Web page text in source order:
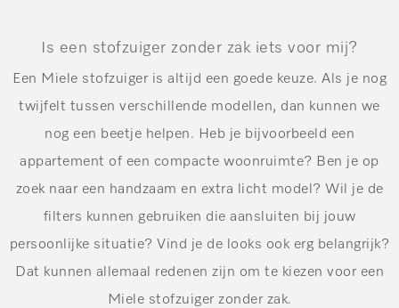
Is een stofzuiger zonder zak iets voor mij?
Een Miele stofzuiger is altijd een goede keuze. A ls je nog
twijfelt tussen verschillende modellen, dan kunnen we
nog een beetje helpen. Heb je bijvoorbeeld een
appartement of een compacte woonruimte? Ben je op
zoek naar een handzaam en extra licht model? Wil je de
filters kunnen gebruiken die aansluiten bij jouw
persoonlijke situatie? Vind je de looks ook erg belangrijk?
Dat kunnen allemaal redenen zijn om te kiezen voor een
Miele stofzuiger zonder zak.